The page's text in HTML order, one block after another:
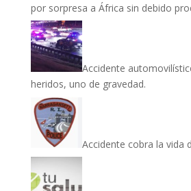
por sorpresa a África sin debido
Accidente
heridos, uno de gravedad.
Accidente cobra la vida